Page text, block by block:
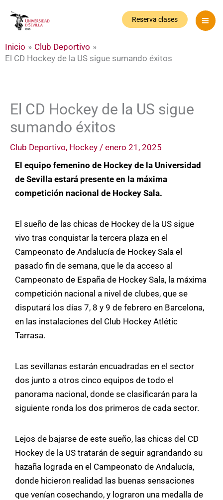
Reserva clases
Inicio
Club Deportivo
El CD Hockey de la US sigue sumando éxitos
El CD Hockey de la US sigue
sumando éxitos
Club Deportivo, Hockey / enero 21, 2025
El equipo femenino de Hockey de la Universidad
de Sevilla estará presente en la máxima
competición nacional de Hockey Sala.
El sueño de las chicas de Hockey de la US sigue
vivo tras conquistar la tercera plaza en el
Campeonato de Andalucía de Hockey Sala el
pasado fin de semana, que le da acceso al
Campeonato de España de Hockey Sala, la máxima
competición nacional a nivel de clubes, que se
disputará los días 7, 8 y 9 de febrero en Barcelona,
en las instalaciones del Club Hockey Atlétic
Tarrasa.
Las sevillanas estarán encuadradas en el sector
dos junto a otros cinco equipos de todo el
panorama nacional, donde se clasificarán para la
siguiente ronda los dos primeros de cada sector.
Lejos de bajarse de este sueño, las chicas del CD
Hockey de la US tratarán de seguir agrandando su
hazaña lograda en el Campeonato de Andalucía,
donde hicieron realidad las buenas sensaciones
que venían cosechando, y lograron una medalla de